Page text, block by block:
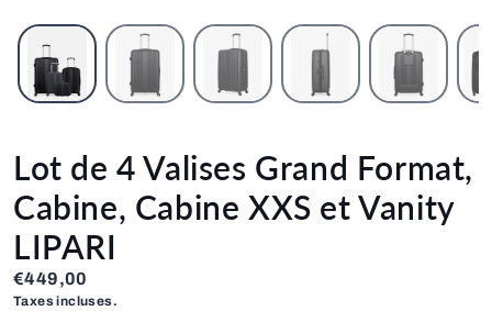
Lot de 4 Valises Grand Format,
Cabine, Cabine XXS et Vanity
LIPARI
€
€449,00
Prix régulier
Taxes incluses.